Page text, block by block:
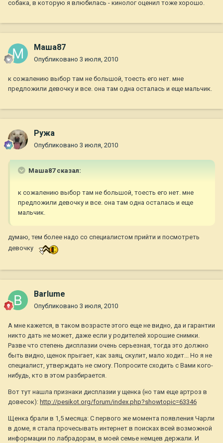
собака, в которую я влюбилась - кинолог оценил тоже хорошо.
Маша87
Опубликовано 3 июля, 2010
к сожалению выбор там не большой, тоесть его нет. мне
предложили девочку и все. она там одна осталась и еще мальчик.
Ружа
Опубликовано 3 июля, 2010
Маша87 сказал:
к сожалению выбор там не большой, тоесть его нет. мне
предложили девочку и все. она там одна осталась и еще
мальчик.
думаю, тем более надо со специалистом прийти и посмотреть
девочку
Barlume
Опубликовано 3 июля, 2010
А мне кажется, в таком возрасте этого еще не видно, да и гарантии
никто дать не может, даже если у родителей хорошие снимки.
Разве что степень дисплазии очень серьезная, тогда это должно
быть видно, щенок прыгает, как заяц, скулит, мало ходит... Но я не
специалист, утверждать не смогу. Попросите сходить с Вами кого-
нибудь, кто в этом разбирается.
Вот тут нашла признаки дисплазии у щенка (но там еще артроз в
довесок): http://pesikot.org/forum/index.php?showtopic=63346
Щенка брали в 1,5 месяца: С первого же момента появления Чарли
в доме, я стала прочесывать интернет в поисках всей возможной
информации по лабрадорам, в моей семье немцев держали. И